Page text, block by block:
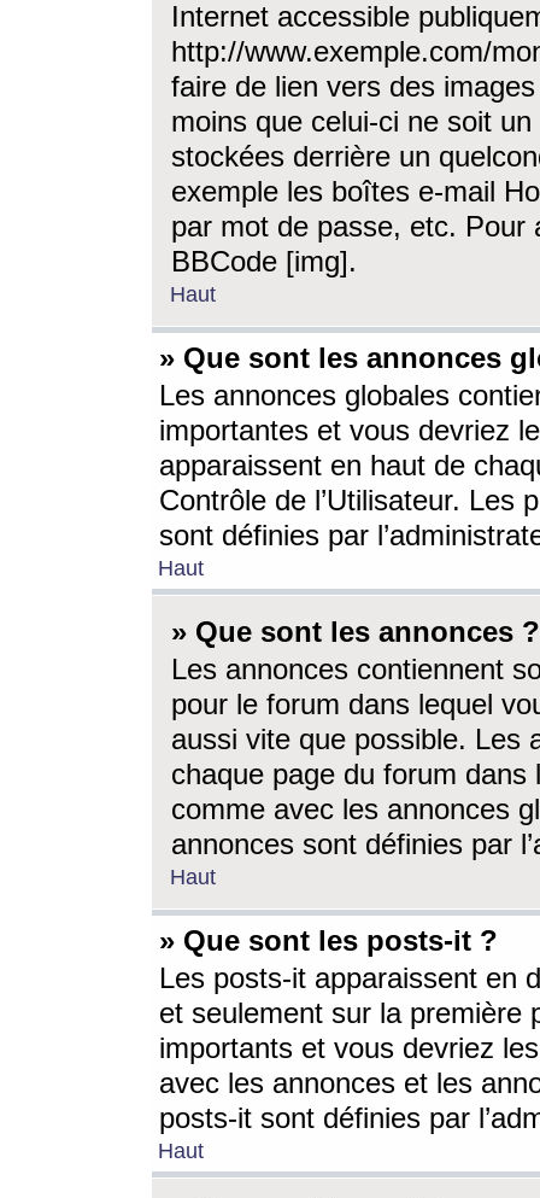
Internet accessible
http://www.exemple.com/
faire de lien vers des
moins que celui-ci ne soit
stockées derrière un
exemple les boîtes e-mail
par mot de passe, etc. Pour
BBCode [img].
Haut
» Que sont les annonces
Les annonces globales
importantes et vous devriez
apparaissent en haut de
Contrôle de l’Utilisateur. Les
sont définies par
Haut
» Que sont les annonces ?
Les annonces contiennent
pour le forum dans lequel
aussi vite que possible. Les
chaque page du forum dans
comme avec les annonces
annonces sont définies par
Haut
» Que sont les posts-it ?
Les posts-it apparaissent en
et seulement sur la première
importants et vous devriez
avec les annonces et les
posts-it sont définies par
Haut